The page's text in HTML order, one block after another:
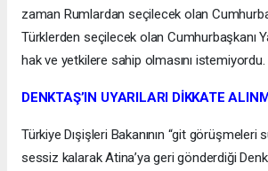
zaman Rumlardan seçilecek olan
Türklerden seçilecek olan Cumhurbaşkanı
hak ve yetkilere sahip olmasını istemiyordu.
DENKTAŞ’IN UYARILARI DİKKATE
Türkiye Dışişleri Bakanının “git görüşmeleri
sessiz kalarak Atina’ya geri gönderdiği